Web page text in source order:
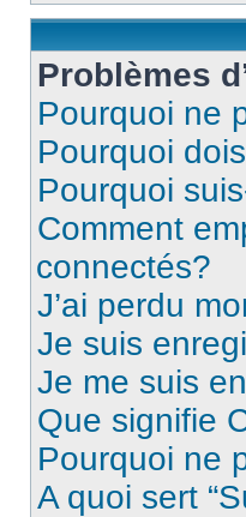
Problèmes
Pourquoi ne
Pourquoi
Pourquoi
Comment
connectés?
J’ai perdu
Je suis
Je me suis
Que signifie
Pourquoi ne
A quoi sert